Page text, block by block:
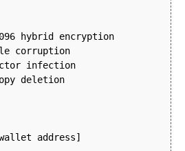
hybrid encryption
corruption
infection
deletion
address]